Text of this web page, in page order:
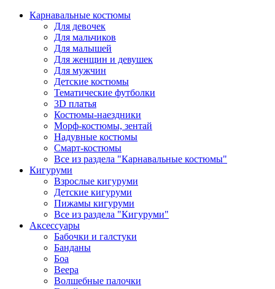
Карнавальные костюмы
Для девочек
Для мальчиков
Для малышей
Для женщин и девушек
Для мужчин
Детские костюмы
Тематические футболки
3D платья
Костюмы-наездники
Морф-костюмы, зентай
Надувные костюмы
Смарт-костюмы
Все из раздела "Карнавальные костюмы"
Кигуруми
Взрослые кигуруми
Детские кигуруми
Пижамы кигуруми
Все из раздела "Кигуруми"
Аксессуары
Бабочки и галстуки
Банданы
Боа
Веера
Волшебные палочки